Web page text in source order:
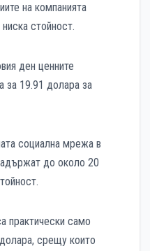
на компанията
стойност.
ден ценните
за 19.91 долара за
социална мрежа в
до около 20
практически само
срещу които